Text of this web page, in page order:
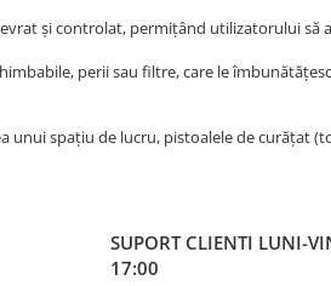
și controlat, permițând utilizatorului să
perii sau filtre, care le îmbunătățesc
unui spațiu de lucru, pistoalele de curățat
SUPORT CLIENTI LUNI-
17:00